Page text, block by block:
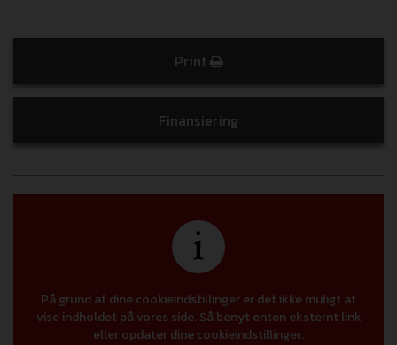
Print
Finansiering
På grund af dine cookieindstillinger er det ikke muligt at
vise indholdet på vores side. Så benyt enten eksternt link
eller opdater dine cookieindstillinger.